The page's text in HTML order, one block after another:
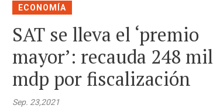
ECONOMÍA
SAT se lleva el ‘premio
mayor’: recauda 248 mil
mdp por fiscalización
Sep. 23,2021